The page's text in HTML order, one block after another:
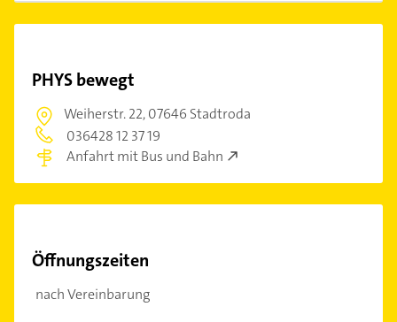
PHYS bewegt
Weiherstr. 22,07646 Stadtroda
036428 12 37 19
Anfahrt mit Bus und Bahn
Öffnungszeiten
nach Vereinbarung